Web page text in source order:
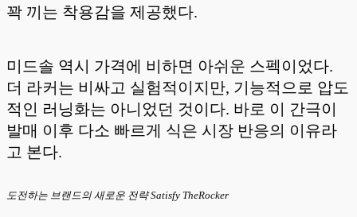
꽉 끼는 착용감을 제공했다.
미드솔 역시 가격에 비하면 아쉬운 스펙이었다.
더 라커는 비싸고 실험적이지만, 기능적으로 압도
적인 러닝화는 아니었던 것이다. 바로 이 간극이
발매 이후 다소 빠르게 식은 시장 반응의 이유라
고 본다.
도전하는 브랜드의 새로운 전략 Satisfy TheRocker